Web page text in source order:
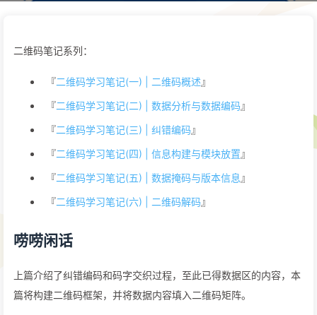
二维码笔记系列：
『二维码学习笔记(一) | 二维码概述』
『二维码学习笔记(二) | 数据分析与数据编码 』
『二维码学习笔记(三) | 纠错编码 』
『二维码学习笔记(四) | 信息构建与模块放置 』
『二维码学习笔记(五) | 数据掩码与版本信息 』
『二维码学习笔记(六) | 二维码解码 』
唠唠闲话
上篇介绍了纠错编码和码字交织过程，至此已得数据区的内容，本
篇将构建二维码框架，并将数据内容填入二维码矩阵。